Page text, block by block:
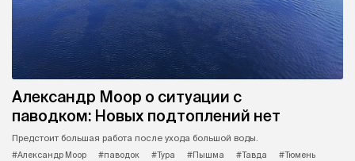
Александр Моор о ситуации с
паводком: Новых подтоплений нет
Предстоит большая работа после ухода большой воды.
#Александр Моор
#паводок #Тура #Пышма #Тавда
#Тюмень